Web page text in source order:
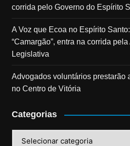
corrida pelo Governo do Espírito
A Voz que Ecoa no Espírito
“Camargão”, entra na corrida
Legislativa
Advogados voluntários prestarão
no Centro de Vitória
Categorias